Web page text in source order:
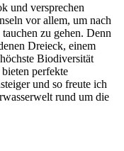
und versprechen
vor allem, um nach
zu gehen. Denn
Dreieck, einem
Biodiversität
perfekte
und so freute ich
rund um die